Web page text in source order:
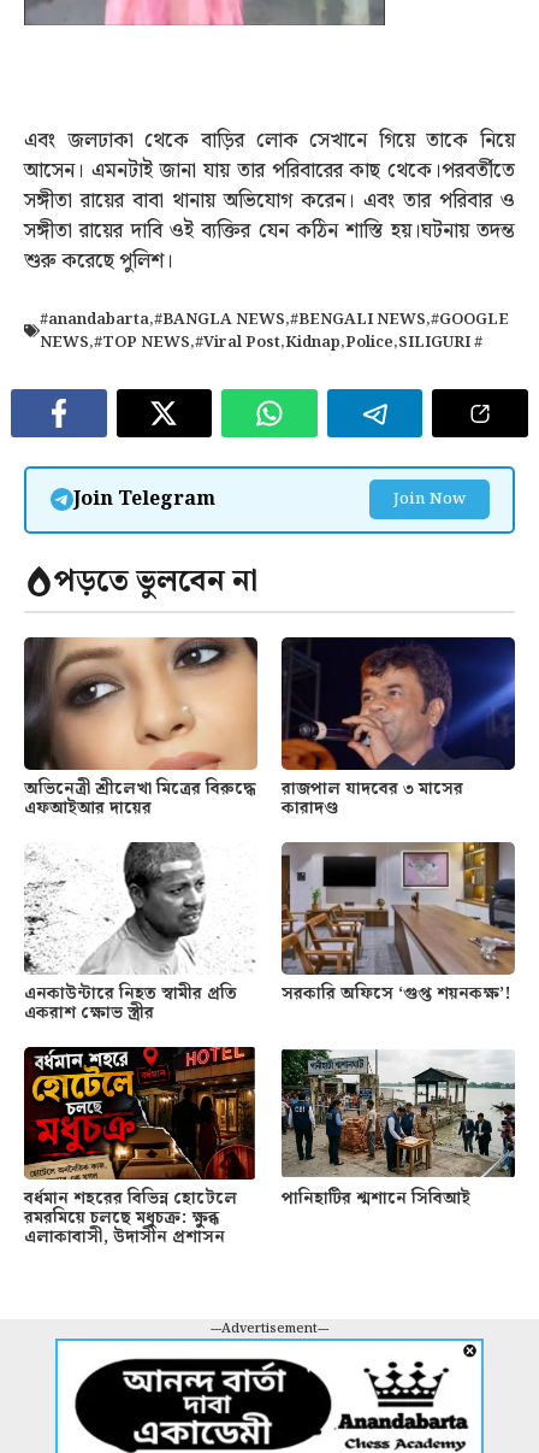
এবং জলঢাকা থেকে বাড়ির লোক সেখানে গিয়ে তাকে নিয়ে
আসেন। এমনটাই জানা যায় তার পরিবারের কাছ থেকে।পরবর্তীতে
সঙ্গীতা রায়ের বাবা থানায় অভিযোগ করেন। এবং তার পরিবার ও
সঙ্গীতা রায়ের দাবি ওই ব্যক্তির যেন কঠিন শাস্তি হয়।ঘটনায় তদন্ত
শুরু করেছে পুলিশ।
#anandabarta,#BANGLA NEWS,#BENGALI NEWS,#GOOGLE
NEWS,#TOP NEWS,#Viral Post,Kidnap,Police,SILIGURI #
Join Telegram Join Now
পড়তে ভুলবেন না
অভিনেত্রী শ্রীলেখা মিত্রের বিরুদ্ধে
এফআইআর দায়ের
রাজপাল যাদবের ৩ মাসের
কারাদণ্ড
এনকাউন্টারে নিহত স্বামীর প্রতি
একরাশ ক্ষোভ স্ত্রীর
সরকারি অফিসে ‘গুপ্ত শয়নকক্ষ’!
বর্ধমান শহরের বিভিন্ন হোটেলে
রমরমিয়ে চলছে মধুচক্র: ক্ষুব্ধ
এলাকাবাসী, উদাসীন প্রশাসন
পানিহাটির শ্মশানে সিবিআই
---Advertisement---